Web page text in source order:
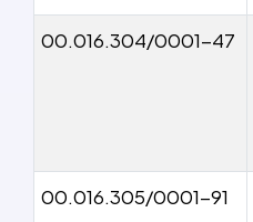
00.016.304/0001-47
00.016.305/0001-91